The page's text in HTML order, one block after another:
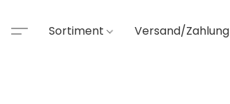
Sortiment Versand/Zahlung